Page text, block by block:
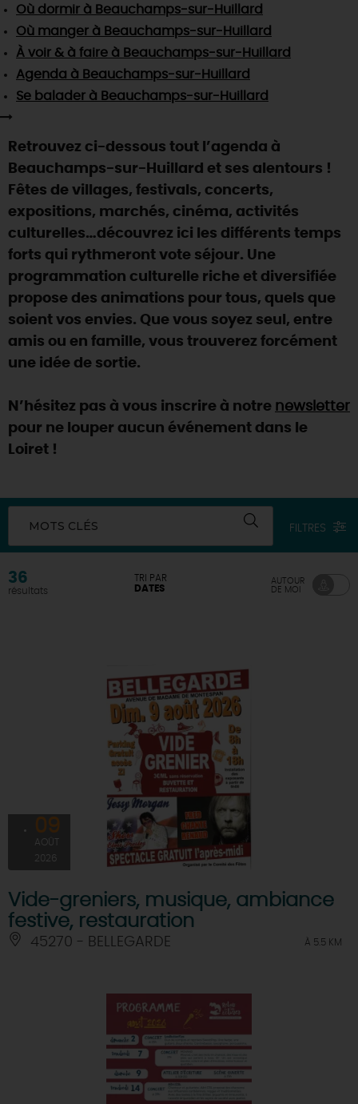
TOUTES LES ACTIVITÉS
Visitesgourmandesetcréatives
Vins etvignobles
Chic, une aire de pique-nique
Par ici les guinguettes
Que rapporter du Loiret ?
TOUT L'ART DE VIVRE
Des vacances auprès des animaux 🐎
(re)Découvrir les coulisses de la Faïencerie de
Gien !
Expérimenterles parcours Baludik
Rendez-vous de la nature en 2026
Des sorties en famille dans le Loiret !
Programme des animations "Loiret au fil de l'eau"
2026
Où sortir ?
AUJOURD'HUI
CETTE SEMAINE
TOUT L'AGENDA
SE REPÉRER,SE DÉPLACER
INFOS &
RÉSERVERMAINTENANT
Où dormir à Beauchamps-sur-Huillard
Où manger à Beauchamps-sur-Huillard
À voir & à faire à Beauchamps-sur-Huillard
Agenda à Beauchamps-sur-Huillard
Se balader à Beauchamps-sur-Huillard
Retrouvez ci-dessous tout l’agenda à
Beauchamps-sur-Huillard et ses alentours !
Fêtes de villages, festivals, concerts,
expositions, marchés, cinéma, activités
culturelles…découvrez ici les différents temps
forts qui rythmeront vote séjour. Une
programmation culturelle riche et diversifiée
propose des animations pour tous, quels que
soient vos envies. Que vous soyez seul, entre
amis ou en famille, vous trouverez forcément
une idée de sortie.
N’hésitez pas à vous inscrire à notre newsletter
pour ne louper aucun événement dans le
Loiret !
MOTS CLÉS FILTRES
36
résultats
TRI PAR
DATES
AUTOUR
DE MOI
09
AOÛT
2026
Vide-greniers, musique, ambiance
festive, restauration
45270 - BELLEGARDE À 5.5 KM